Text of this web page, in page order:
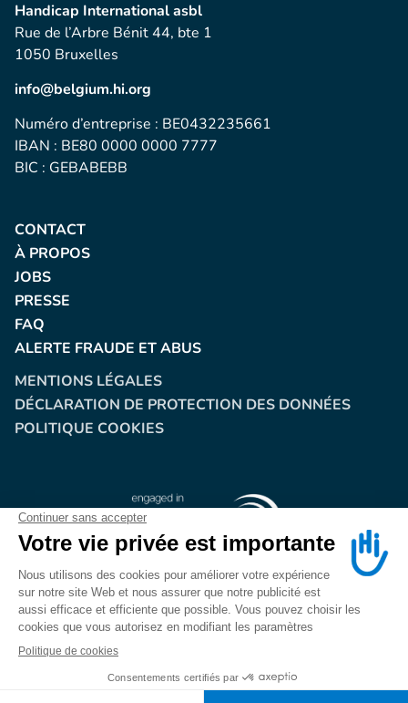
Handicap International asbl
Rue de l’Arbre Bénit 44, bte 1
1050 Bruxelles
info@belgium.hi.org
Numéro d’entreprise : BE0432235661
IBAN : BE80 0000 0000 7777
BIC : GEBABEBB
CONTACT
À PROPOS
JOBS
PRESSE
FAQ
ALERTE FRAUDE ET ABUS
MENTIONS LÉGALES
DÉCLARATION DE PROTECTION DES DONNÉES
POLITIQUE COOKIES